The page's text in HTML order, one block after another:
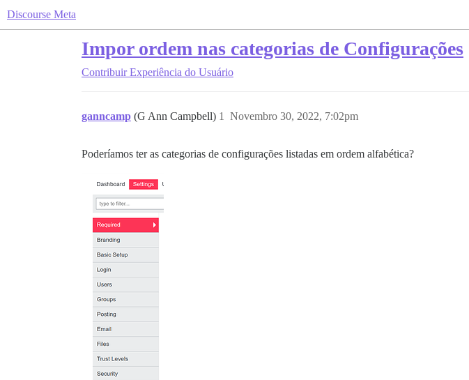
Discourse Meta
Impor ordem nas categorias de Configurações
Contribuir Experiência do Usuário
ganncamp (G Ann Campbell) Novembro 30, 2022, 7:02pm
1
Poderíamos ter as categorias de configurações listadas em ordem alfabética?